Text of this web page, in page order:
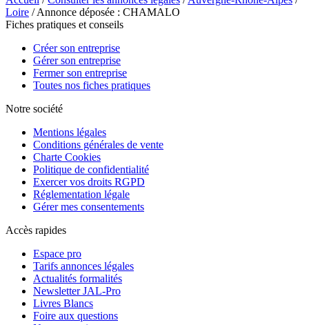
Loire / Annonce déposée : CHAMALO
Fiches pratiques et conseils
Créer son entreprise
Gérer son entreprise
Fermer son entreprise
Toutes nos fiches pratiques
Notre société
Mentions légales
Conditions générales de vente
Charte Cookies
Politique de confidentialité
Exercer vos droits RGPD
Réglementation légale
Gérer mes consentements
Accès rapides
Espace pro
Tarifs annonces légales
Actualités formalités
Newsletter JAL-Pro
Livres Blancs
Foire aux questions